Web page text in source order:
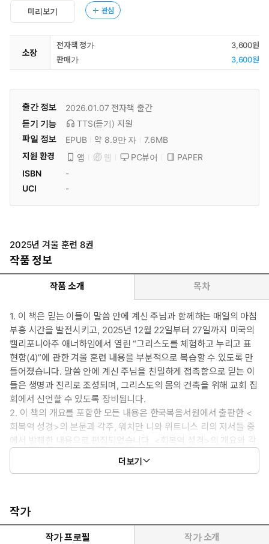
미리보기 관심
소장
전자책 정가
3,600원
판매가
3,600원
출간 정보 2026.01.07 전자책 출간
듣기 기능
TTS(듣기) 지원
파일 정보
EPUB 약 8.9만 자
7.6MB
지원 환경
앱 웹 PC뷰어
PAPER
ISBN
-
UCI
-
2025년 겨울 훈련 8권
작품 정보
작품 소개 목차
1. 이 책은 믿는 이들이 말씀 안에 계신 주님과 함께하는 매일의 아침
부흥 시간을 발전시키고, 2025년 12월 22일부터 27일까지 미국의
캘리포니아주 애너하임에서 열린 “그리스도를 체험하고 누리고 표
현함(4)”에 관한 겨울 훈련 내용을 부분적으로 복습할 수 있도록 만
들어졌습니다. 말씀 안에 계신 주님을 친밀하게 접촉함으로 믿는 이
들은 생명과 진리로 조성되며, 그리스도의 몸의 건축을 위해 교회 집
회에서 신언할 수 있도록 장비됩니다.
2. 이 책의 개요를 포함한 모든 내용은 한국복음서원에서 출판한 <
회복역 성경>의 본문과 각주, 워치만 니와 위트니스 리의 저서들 중
에서 발췌한 내용으로 편집되었습니다. <회복역 성경>의 개요와 각
주와 관주의 저자는 위트니스 리입니다. 전집류의 경우 개정된 책들
4. 이 책은 주(週) 단위로 나누어집니다. 매주 한 편의 훈련 메시지
가 다루어집니다. 매주 처음에는 개요가 있고, 그다음에는 육 일
분의 본문 내용과 찬송가 한 곡이 있으며, 끝에는 필기를 위한 여
더보기
작가
작가 프로필 작가 소개